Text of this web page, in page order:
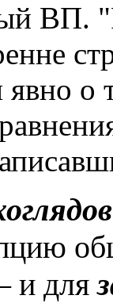
ВП.
явно о
и для